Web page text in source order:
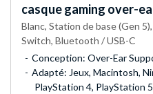
casque gaming over-
Blanc, Station de base (Gen
Switch, Bluetooth / USB-C
Conception: Over-Ear
Adapté: Jeux, Macintosh,
PlayStation 4, PlayStation